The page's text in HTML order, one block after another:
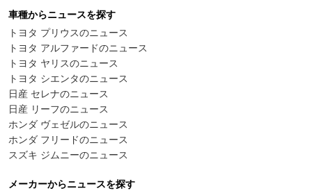
車種からニュースを探す
トヨタ プリウスのニュース
トヨタ アルファードのニュース
トヨタ ヤリスのニュース
トヨタ シエンタのニュース
日産 セレナのニュース
日産 リーフのニュース
ホンダ ヴェゼルのニュース
ホンダ フリードのニュース
スズキ ジムニーのニュース
メーカーからニュースを探す